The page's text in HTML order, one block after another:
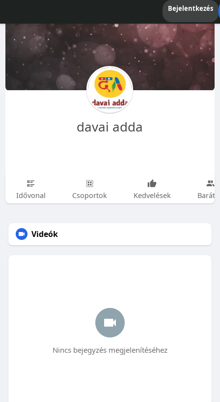
Bejelentkezés
davai adda
Idővonal Csoportok Kedvelések
Videók
Nincs bejegyzés megjelenítéséhez